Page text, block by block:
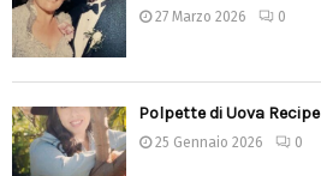
27 Marzo 2026 0
Polpette di Uova Recipe
25 Gennaio 2026 0